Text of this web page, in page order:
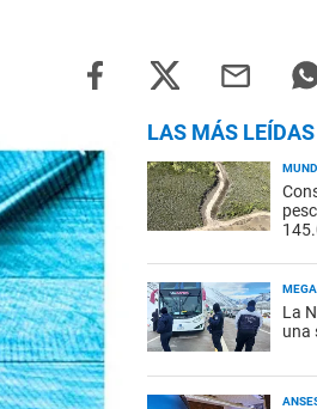
LAS MÁS LEÍDAS
La
una